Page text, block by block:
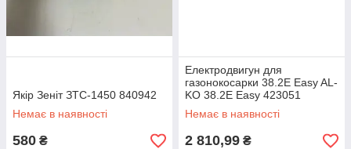
Якір Зеніт ЗТС-1450 840942
Немає в наявності
580 ₴
Електродвигун для
газонокосарки 38.2E Easy AL-
KO 38.2E Easy 423051
Немає в наявності
2 810,99 ₴